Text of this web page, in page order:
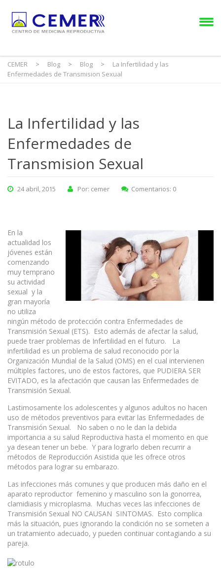
CEMER > Blog > Blog >
La Infertilidad y las
Enfermedades de Transmision Sexual
La Infertilidad y las
Enfermedades de
Transmision Sexual
24 abril, 2015 Por: cemer Comentarios: 0
En la
actualidad los
jóvenes están
comenzando
muy temprano
su actividad
sexual y la
gran mayoría
no utiliza
ningún método de protección contra Enfermedades de
Transmisión Sexual (ETS). Esto además de afectar la salud,
puede traer problemas de Infertilidad en el futuro. La
infertilidad es un problema de salud reconocido por la
Organización Mundial de la Salud (OMS) en el cual intervienen
múltiples factores, uno de estos factores, que PUDIERA SER
EVITADO, es la afectación que causan las Enfermedades de
Transmisión Sexual.
Lastimosamente los adolescentes y algunos adultos no hacen
uso de métodos preventivos para evitar las Enfermedades de
Transmisión Sexual. No saben o no le dan la debida
importancia a su salud Reproductiva hasta el momento en que
ya desean tener un bebe. Y para lograrlo deben recurrir a
métodos de Reproducción Asistida que les ofrece otros
métodos para lograr su embarazo.
Las infecciones más comunes y que producen más daño en el
aparato reproductor femenino y masculino son la gonorrea,
clamidiasis y microplasma. Muchas veces las infecciones de
Transmisión Sexual NO CAUSAN SINTOMAS. Esto complica
más la situación, pues ignorando la condición no se someten a
un tratamiento adecuado, y pueden continuar contagiando a su
pareja.